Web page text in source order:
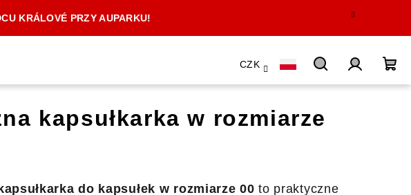
KRÁLOVÉ PRZY AUPARKU!
CZK
SzukajZaloguj
kapsułkarka w rozmiarze
do kapsułek w rozmiarze 00 to praktyczne